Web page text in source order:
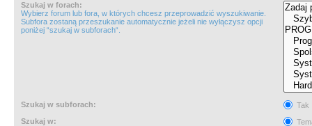
Szukaj w forach:
Wybierz forum lub fora, w których chcesz przeprowadzić wyszukiwanie.
Subfora zostaną przeszukanie automatycznie jeżeli nie wyłączysz opcji
poniżej “szukaj w subforach“.
Szukaj w subforach:
Tak
Szukaj w: